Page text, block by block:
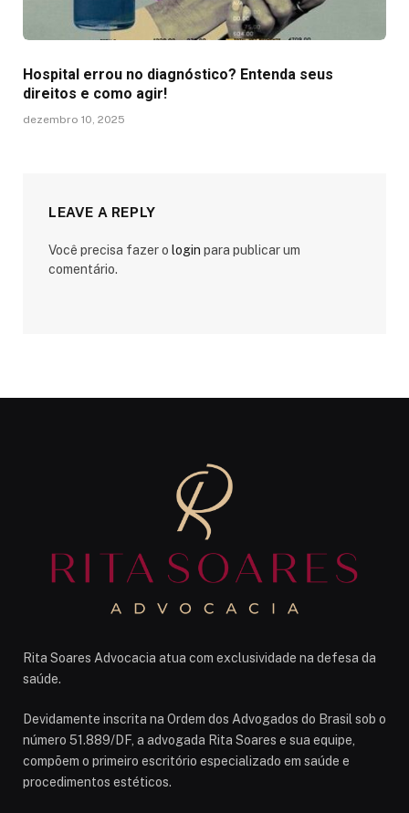
Hospital errou no diagnóstico? Entenda seus
direitos e como agir!
dezembro 10, 2025
LEAVE A REPLY
Você precisa fazer o login para publicar um
comentário.
Rita Soares Advocacia atua com exclusividade na defesa da
saúde.
Devidamente inscrita na Ordem dos Advogados do Brasil sob o
número 51.889/DF, a advogada Rita Soares e sua equipe,
compõem o primeiro escritório especializado em saúde e
procedimentos estéticos.